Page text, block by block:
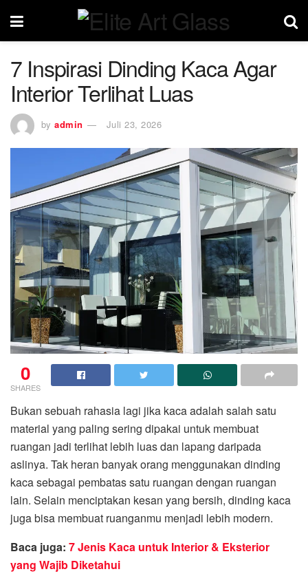
7 Inspirasi Dinding Kaca Agar
Interior Terlihat Luas
by admin Juli 23, 2026
0
SHARES
Bukan sebuah rahasia lagi jika kaca adalah salah satu
material yang paling sering dipakai untuk membuat
ruangan jadi terlihat lebih luas dan lapang daripada
aslinya. Tak heran banyak orang menggunakan dinding
kaca sebagai pembatas satu ruangan dengan ruangan
lain. Selain menciptakan kesan yang bersih, dinding kaca
juga bisa membuat ruanganmu menjadi lebih modern.
Baca juga: 7 Jenis Kaca untuk Interior & Eksterior
yang Wajib Diketahui